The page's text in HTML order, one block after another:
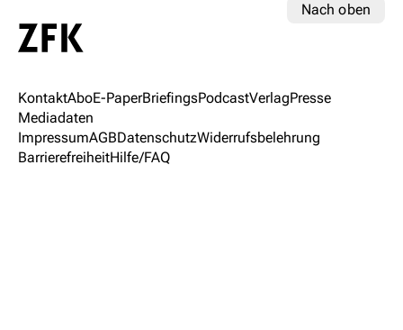
Nach oben
KontaktAboE-PaperBriefingsPodcastVerlagPresse
Mediadaten
ImpressumAGBDatenschutzWiderrufsbelehrung
BarrierefreiheitHilfe/FAQ